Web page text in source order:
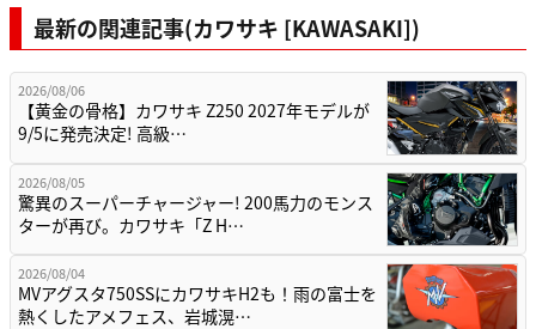
最新の関連記事(カワサキ [KAWASAKI])
2026/08/06
【黄金の骨格】カワサキ Z250 2027年モデルが
9/5に発売決定! 高級…
2026/08/05
驚異のスーパーチャージャー! 200馬力のモンス
ターが再び。カワサキ「Z H…
2026/08/04
MVアグスタ750SSにカワサキH2も！雨の富士を
熱くしたアメフェス、岩城滉…